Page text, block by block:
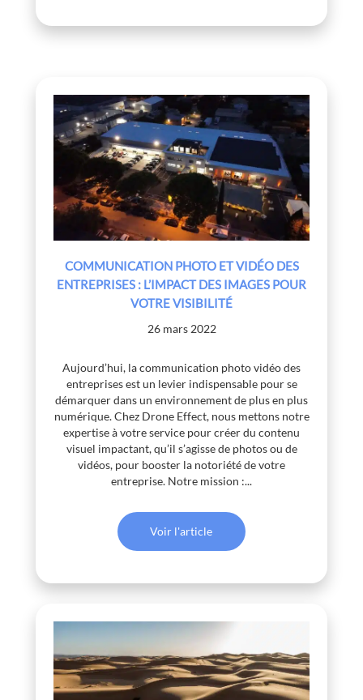
COMMUNICATION PHOTO ET VIDÉO DES
ENTREPRISES : L’IMPACT DES IMAGES POUR
VOTRE VISIBILITÉ
26 mars 2022
Aujourd’hui, la communication photo vidéo des
entreprises est un levier indispensable pour se
démarquer dans un environnement de plus en plus
numérique. Chez Drone Effect, nous mettons notre
expertise à votre service pour créer du contenu
visuel impactant, qu’il s’agisse de photos ou de
vidéos, pour booster la notoriété de votre
entreprise. Notre mission :...
Voir l'article